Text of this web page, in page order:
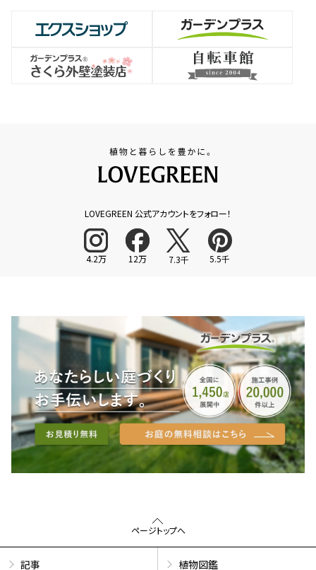
LOVEGREEN 公式アカウントをフォロー！
4.2万 12万 7.3千 5.5千
ページトップへ
記事 植物図鑑